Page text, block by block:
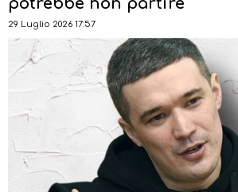
29 Luglio 2026 17:57